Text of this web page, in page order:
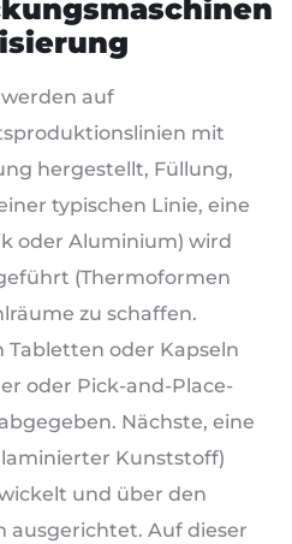
auf
mit
hergestellt, Füllung,
typischen Linie, eine
oder Aluminium) wird
(Thermoformen
zu schaffen.
oder Kapseln
oder Pick-and-Place-
Nächste, eine
Kunststoff)
und über den
ausgerichtet. Auf dieser